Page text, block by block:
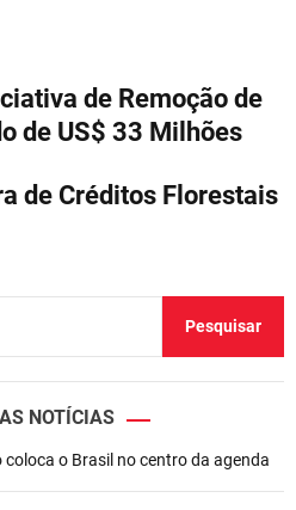
de Remoção de
de US$ 33 Milhões
de Créditos Florestais
Pesquisar
NOTÍCIAS
o Brasil no centro da agenda